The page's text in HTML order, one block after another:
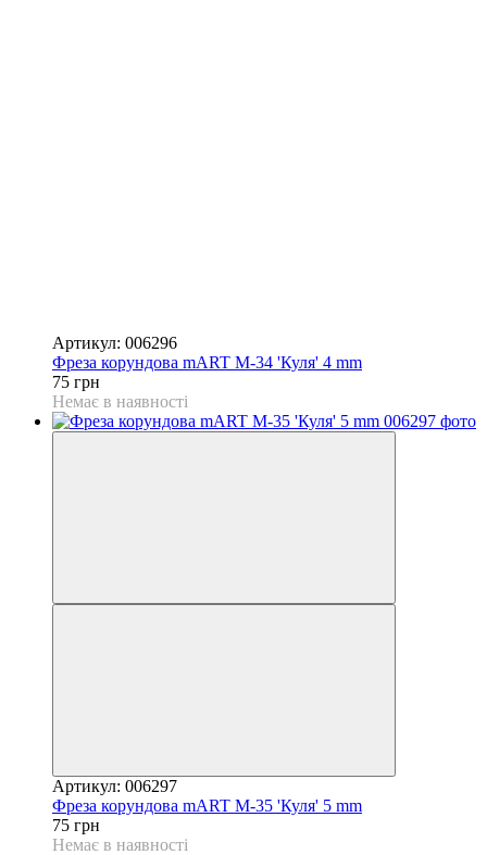
Артикул: 006296
Фреза корундова mART М-34 'Куля' 4 mm
75 грн
Немає в наявності
Артикул: 006297
Фреза корундова mART М-35 'Куля' 5 mm
75 грн
Немає в наявності